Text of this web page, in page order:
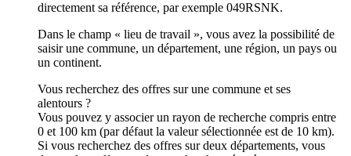
directement sa référence, par exemple 049RSNK.
Dans le champ « lieu de travail », vous avez la possibilité de
saisir une commune, un département, une région, un pays ou
un continent.
Vous recherchez des offres sur une commune et ses
alentours ?
Vous pouvez y associer un rayon de recherche compris entre
0 et 100 km (par défaut la valeur sélectionnée est de 10 km).
Si vous recherchez des offres sur deux départements, vous